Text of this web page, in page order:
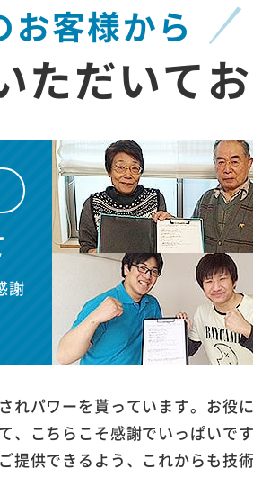
お客様から
ただいて
謝
パワーを貰っています。お役
こちらこそ感謝でいっぱいで
供できるよう、これからも技